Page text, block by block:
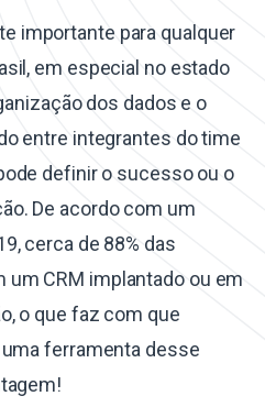
importante para qualquer
em especial no estado
dos dados e o
entre integrantes do time
definir o sucesso ou o
De acordo com um
cerca de 88% das
um CRM implantado ou em
o que faz com que
ferramenta desse